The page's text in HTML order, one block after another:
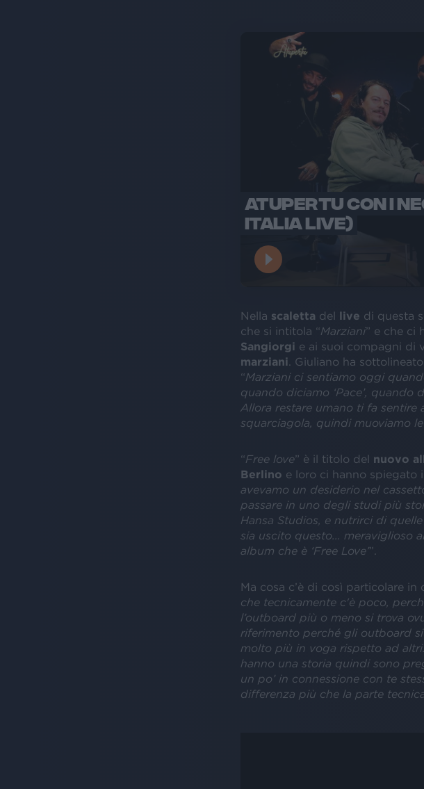
ATUPERTU CON I
ITALIA LIVE)
Nella scaletta del live di questa
che si intitola “Marziani” e che ci
Sangiorgi e ai suoi compagni di
marziani . Giuliano ha
“Marziani ci sentiamo oggi
quando diciamo ‘Pace’, quando
Allora restare umano ti fa sentire
squarciagola, quindi muoviamo
“Free love” è il titolo del nuovo
Berlino e loro ci hanno spiegato
avevamo un desiderio nel
passare in uno degli studi più
Hansa Studios, e nutrirci di
sia uscito questo... meraviglioso
album che è ‘Free Love’”.
Ma cosa c’è di così particolare
che tecnicamente c'è poco,
l’outboard più o meno si trova
riferimento perché gli outboard
molto più in voga rispetto ad
hanno una storia quindi sono
un po’ in connessione con te
differenza più che la parte